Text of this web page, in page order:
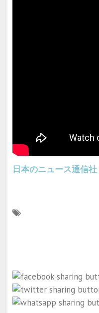
日本のニュース通信社